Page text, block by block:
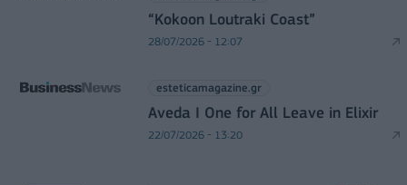
“Kokoon Loutraki Coast”
28/07/2026 - 12:07
esteticamagazine.gr
Aveda I One for All Leave in Elixir
22/07/2026 - 13:20